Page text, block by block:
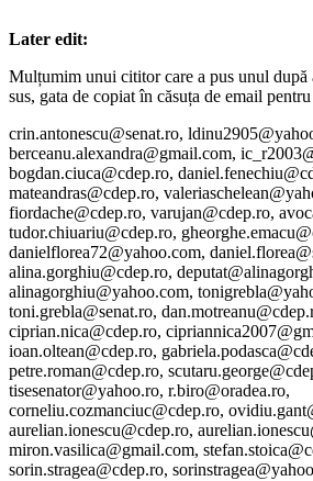
Later edit:
Mulțumim unui cititor care a pus unul după
sus, gata de copiat în căsuța de email
crin.antonescu@senat.ro,
berceanu.alexandra@gmail.com,
bogdan.ciuca@cdep.ro,
mateandras@cdep.ro,
fiordache@cdep.ro, varujan@cdep.ro,
tudor.chiuariu@cdep.ro,
danielflorea72@yahoo.com,
alina.gorghiu@cdep.ro,
alinagorghiu@yahoo.com,
toni.grebla@senat.ro,
ciprian.nica@cdep.ro,
ioan.oltean@cdep.ro,
petre.roman@cdep.ro,
tisesenator@yahoo.ro, r.biro@oradea.ro,
corneliu.cozmanciuc@cdep.ro,
aurelian.ionescu@cdep.ro,
miron.vasilica@gmail.com,
sorin.stragea@cdep.ro,